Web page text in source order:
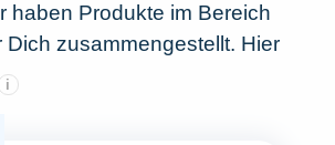
haben Produkte im Bereich
zusammengestellt. Hier
i